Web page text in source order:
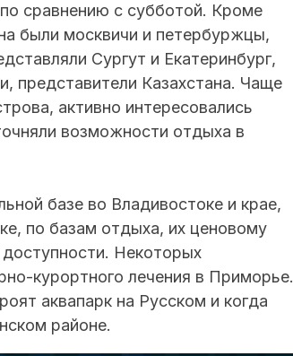
сравнению с субботой. Кроме
были москвичи и петербуржцы,
Сургут и Екатеринбург,
представители Казахстана. Чаще
активно интересовались
возможности отдыха в
базе во Владивостоке и крае,
по базам отдыха, их ценовому
Некоторых
курортного лечения в Приморье.
аквапарк на Русском и когда
районе.